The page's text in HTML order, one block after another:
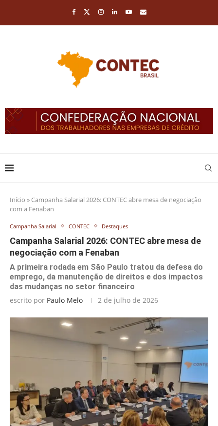
Início » Campanha Salarial 2026: CONTEC abre mesa de negociação
com a Fenaban
Campanha Salarial CONTEC Destaques
Campanha Salarial 2026: CONTEC abre mesa de
negociação com a Fenaban
A primeira rodada em São Paulo tratou da defesa do
emprego, da manutenção de direitos e dos impactos
das mudanças no setor financeiro
escrito por Paulo Melo 2 de julho de 2026